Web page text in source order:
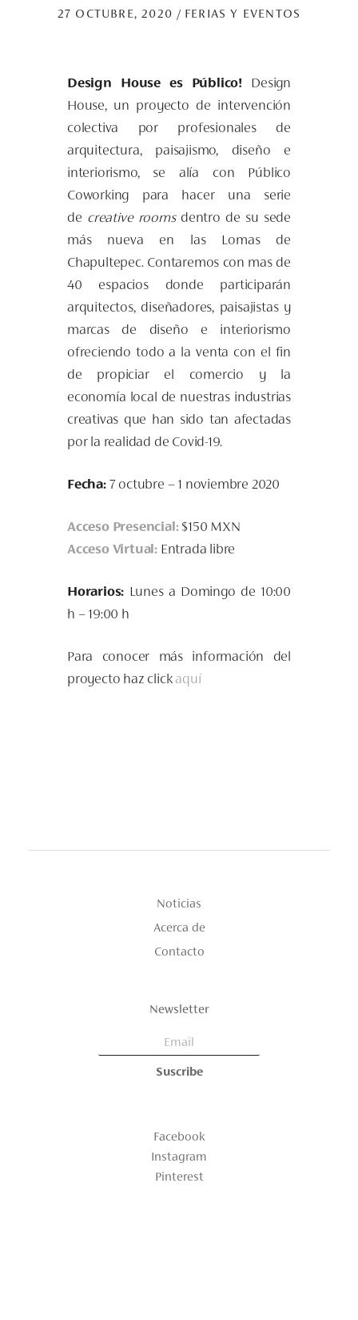
27 OCTUBRE, 2020 FERIAS Y EVENTOS
Design House es Público! Design
House, un proyecto de intervención
colectiva por profesionales de
arquitectura, paisajismo, diseño e
interiorismo, se alía con Público
Coworking para hacer una serie
de creative roomsdentro de su sede
más nueva en las Lomas de
Chapultepec. Contaremos con mas de
40 espacios donde participarán
arquitectos, diseñadores, paisajistas y
marcas de diseño e interiorismo
ofreciendo todo a la venta con el fin
de propiciar el comercio y la
economía local de nuestras industrias
creativas que han sido tan afectadas
por la realidad de Covid-19.
Fecha:7 octubre – 1 noviembre 2020
Acceso Presencial:$150 MXN
Acceso Virtual: Entrada libre
Horarios: Lunes a Domingo de 10:00
h – 19:00 h
Para conocer más información del
proyecto haz click aquí
Noticias
Acerca de
Contacto
Newsletter
Facebook
Instagram
Pinterest